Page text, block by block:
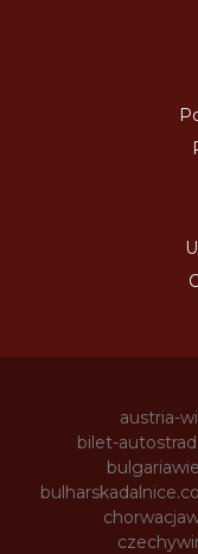
austria-
bilet-